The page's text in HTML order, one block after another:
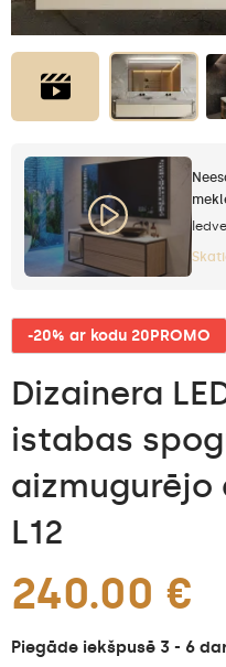
-20% ar kodu 20PROMO
Dizainera
istabas
aizmugurējo
L12
240.00 €
Piegāde iekšpusē 3 - 6